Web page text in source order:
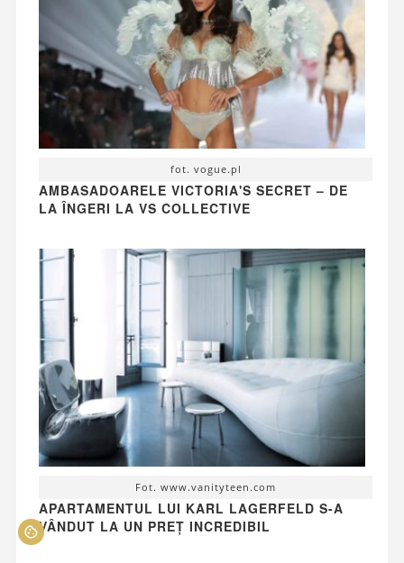
fot. vogue.pl
AMBASADOARELE VICTORIA'S SECRET – DE
LA ÎNGERI LA VS COLLECTIVE
Fot. www.vanityteen.com
APARTAMENTUL LUI KARL LAGERFELD S-A
VÂNDUT LA UN PREȚ INCREDIBIL